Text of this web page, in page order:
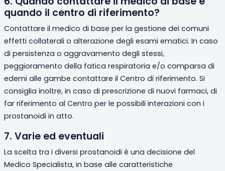
quando il centro di riferimento?
Contattare il medico di base per la gestione dei comuni
effetti collaterali o alterazione degli esami ematici. In caso
di persistenza o aggravamento degli stessi,
peggioramento della fatica respiratoria e/o comparsa di
edemi alle gambe contattare il Centro di riferimento. Si
consiglia inoltre, in caso di prescrizione di nuovi farmaci, di
far riferimento al Centro per le possibili interazioni con i
prostanoidi in atto.
7. Varie ed eventuali
La scelta tra i diversi prostanoidi è una decisione del
Medico Specialista, in base alle caratteristiche